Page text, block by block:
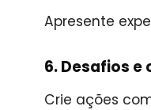
Apresente
6. Desafios e
Crie ações